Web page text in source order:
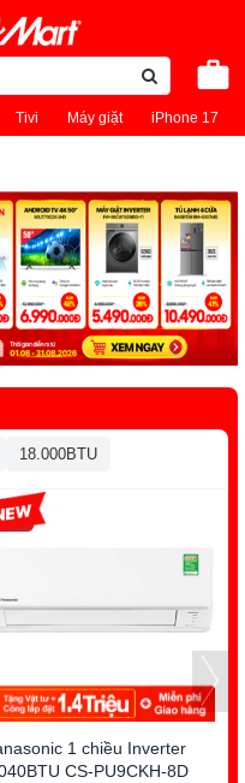
Tivi Máy giặt iPhone 17
18.000BTU
1 chiều Inverter
CS-PU9CKH-8D